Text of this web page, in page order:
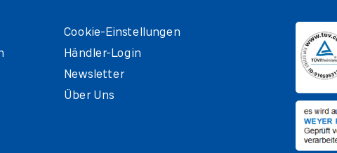
Cookie-Einstellungen
Händler-Login
Newsletter
Über Uns